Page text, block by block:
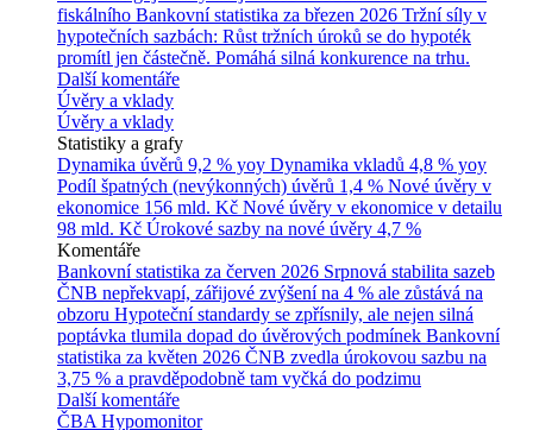
fiskálního Bankovní statistika za březen 2026 Tržní síly v
hypotečních sazbách: Růst tržních úroků se do hypoték
promítl jen částečně. Pomáhá silná konkurence na trhu.
Další komentáře
Úvěry a vklady
Úvěry a vklady
Statistiky a grafy
Dynamika úvěrů 9,2 % yoy Dynamika vkladů 4,8 % yoy
Podíl špatných (nevýkonných) úvěrů 1,4 % Nové úvěry v
ekonomice 156 mld. Kč Nové úvěry v ekonomice v detailu
98 mld. Kč Úrokové sazby na nové úvěry 4,7 %
Komentáře
Bankovní statistika za červen 2026 Srpnová stabilita sazeb
ČNB nepřekvapí, zářijové zvýšení na 4 % ale zůstává na
obzoru Hypoteční standardy se zpřísnily, ale nejen silná
poptávka tlumila dopad do úvěrových podmínek Bankovní
statistika za květen 2026 ČNB zvedla úrokovou sazbu na
3,75 % a pravděpodobně tam vyčká do podzimu
Další komentáře
ČBA Hypomonitor